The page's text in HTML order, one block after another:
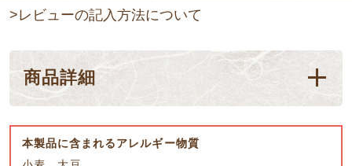
>レビューの記入方法について
商品詳細
本製品に含まれるアレルギー物質